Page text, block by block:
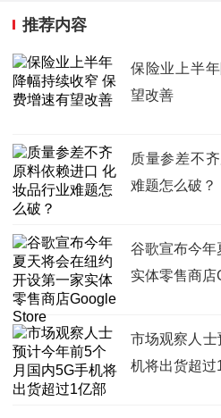
推荐内容
保险业上半
望改善
质量参差不
难题怎么破？
谷歌宣布今年
实体零售商
市场观察人
机将出货超过